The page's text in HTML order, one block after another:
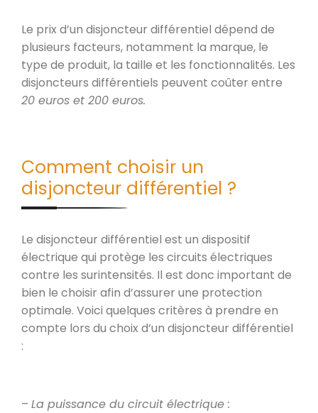
Le prix d’un disjoncteur différentiel dépend de
plusieurs facteurs, notamment la marque, le
type de produit, la taille et les fonctionnalités. Les
disjoncteurs différentiels peuvent coûter entre
20 euros et 200 euros.
Comment choisir un
disjoncteur différentiel ?
Le disjoncteur différentiel est un dispositif
électrique qui protège les circuits électriques
contre les surintensités. Il est donc important de
bien le choisir afin d’assurer une protection
optimale. Voici quelques critères à prendre en
compte lors du choix d’un disjoncteur différentiel
:
– La puissance du circuit électrique :